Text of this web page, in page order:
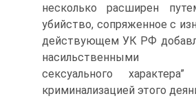
несколько расширен
убийство, сопряженное с
действующем УК РФ
насильственными
сексуального
криминализацией этого